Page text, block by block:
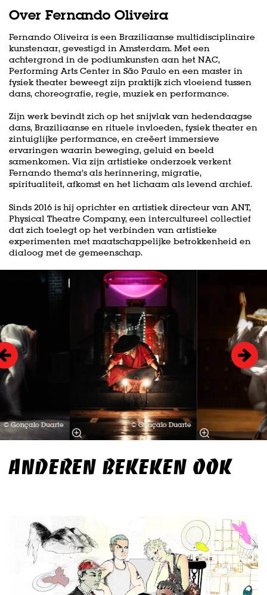
Over Fernando Oliveira
Fernando Oliveira is een Braziliaanse multidisciplinaire
kunstenaar, gevestigd in Amsterdam. Met een
achtergrond in de podiumkunsten aan het NAC,
Performing Arts Center in São Paulo en een master in
fysiek theater beweegt zijn praktijk zich vloeiend tussen
dans, choreografie, regie, muziek en performance.
Zijn werk bevindt zich op het snijvlak van hedendaagse
dans, Braziliaanse en rituele invloeden, fysiek theater en
zintuiglijke performance, en creëert immersieve
ervaringen waarin beweging, geluid en beeld
samenkomen. Via zijn artistieke onderzoek verkent
Fernando thema’s als herinnering, migratie,
spiritualiteit, afkomst en het lichaam als levend archief.
Sinds 2016 is hij oprichter en artistiek directeur van ANT,
Physical Theatre Company, een intercultureel collectief
dat zich toelegt op het verbinden van artistieke
experimenten met maatschappelijke betrokkenheid en
dialoog met de gemeenschap.
© Gonçalo Duarte © Gonçalo Duarte
ANDEREN BEKEKEN OOK